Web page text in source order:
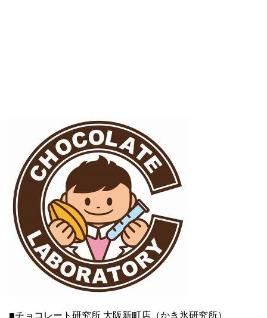
■チョコレート研究所 大阪新町店（かき氷研究所）